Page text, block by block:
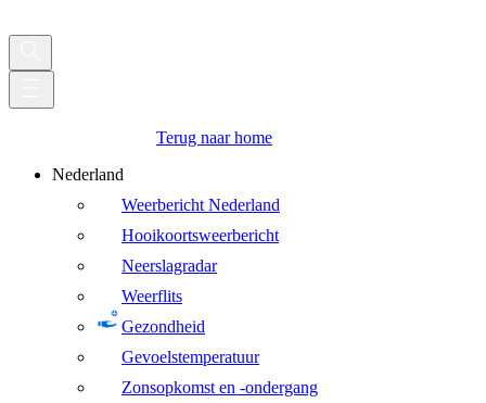
Terug naar home
Nederland
Weerbericht Nederland
Hooikoortsweerbericht
Neerslagradar
Weerflits
Gezondheid
Gevoelstemperatuur
Zonsopkomst en -ondergang